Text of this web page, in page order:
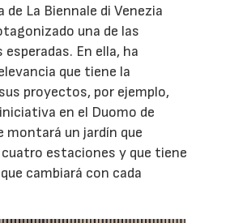
de La Biennale di Venezia
una de las
En ella, ha
que tiene la
proyectos, por ejemplo,
en el Duomo de
montará un jardín que
estaciones y que tiene
cambiará con cada